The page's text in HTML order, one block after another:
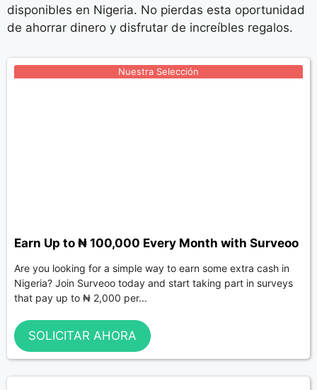
disponibles en Nigeria. No pierdas esta oportunidad
de ahorrar dinero y disfrutar de increíbles regalos.
Nuestra Selección
Earn Up to ₦ 100,000 Every Month with Surveoo
Are you looking for a simple way to earn some extra cash in
Nigeria? Join Surveoo today and start taking part in surveys
that pay up to ₦ 2,000 per...
SOLICITAR AHORA